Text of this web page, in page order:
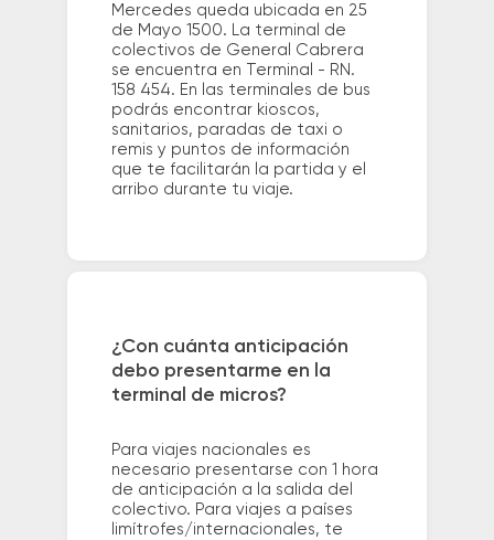
Mercedes queda ubicada en 25
de Mayo 1500. La terminal de
colectivos de General Cabrera
se encuentra en Terminal - RN.
158 454. En las terminales de bus
podrás encontrar kioscos,
sanitarios, paradas de taxi o
remis y puntos de información
que te facilitarán la partida y el
arribo durante tu viaje.
¿Con cuánta anticipación
debo presentarme en la
terminal de micros?
Para viajes nacionales es
necesario presentarse con 1 hora
de anticipación a la salida del
colectivo. Para viajes a países
limítrofes/internacionales, te